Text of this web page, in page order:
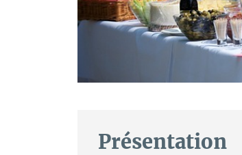
Présentation